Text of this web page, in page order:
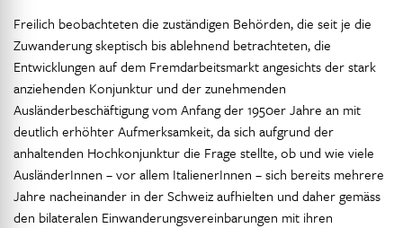
Freilich beobachteten die zuständigen Behörden, die seit je die
Zuwanderung skeptisch bis ablehnend betrachteten, die
Entwicklungen auf dem Fremdarbeitsmarkt angesichts der stark
anziehenden Konjunktur und der zunehmenden
Ausländerbeschäftigung vom Anfang der 1950er Jahre an mit
deutlich erhöhter Aufmerksamkeit, da sich aufgrund der
anhaltenden Hochkonjunktur die Frage stellte, ob und wie viele
AusländerInnen – vor allem ItalienerInnen – sich bereits mehrere
Jahre nacheinander in der Schweiz aufhielten und daher gemäss
den bilateralen Einwanderungsvereinbarungen mit ihren